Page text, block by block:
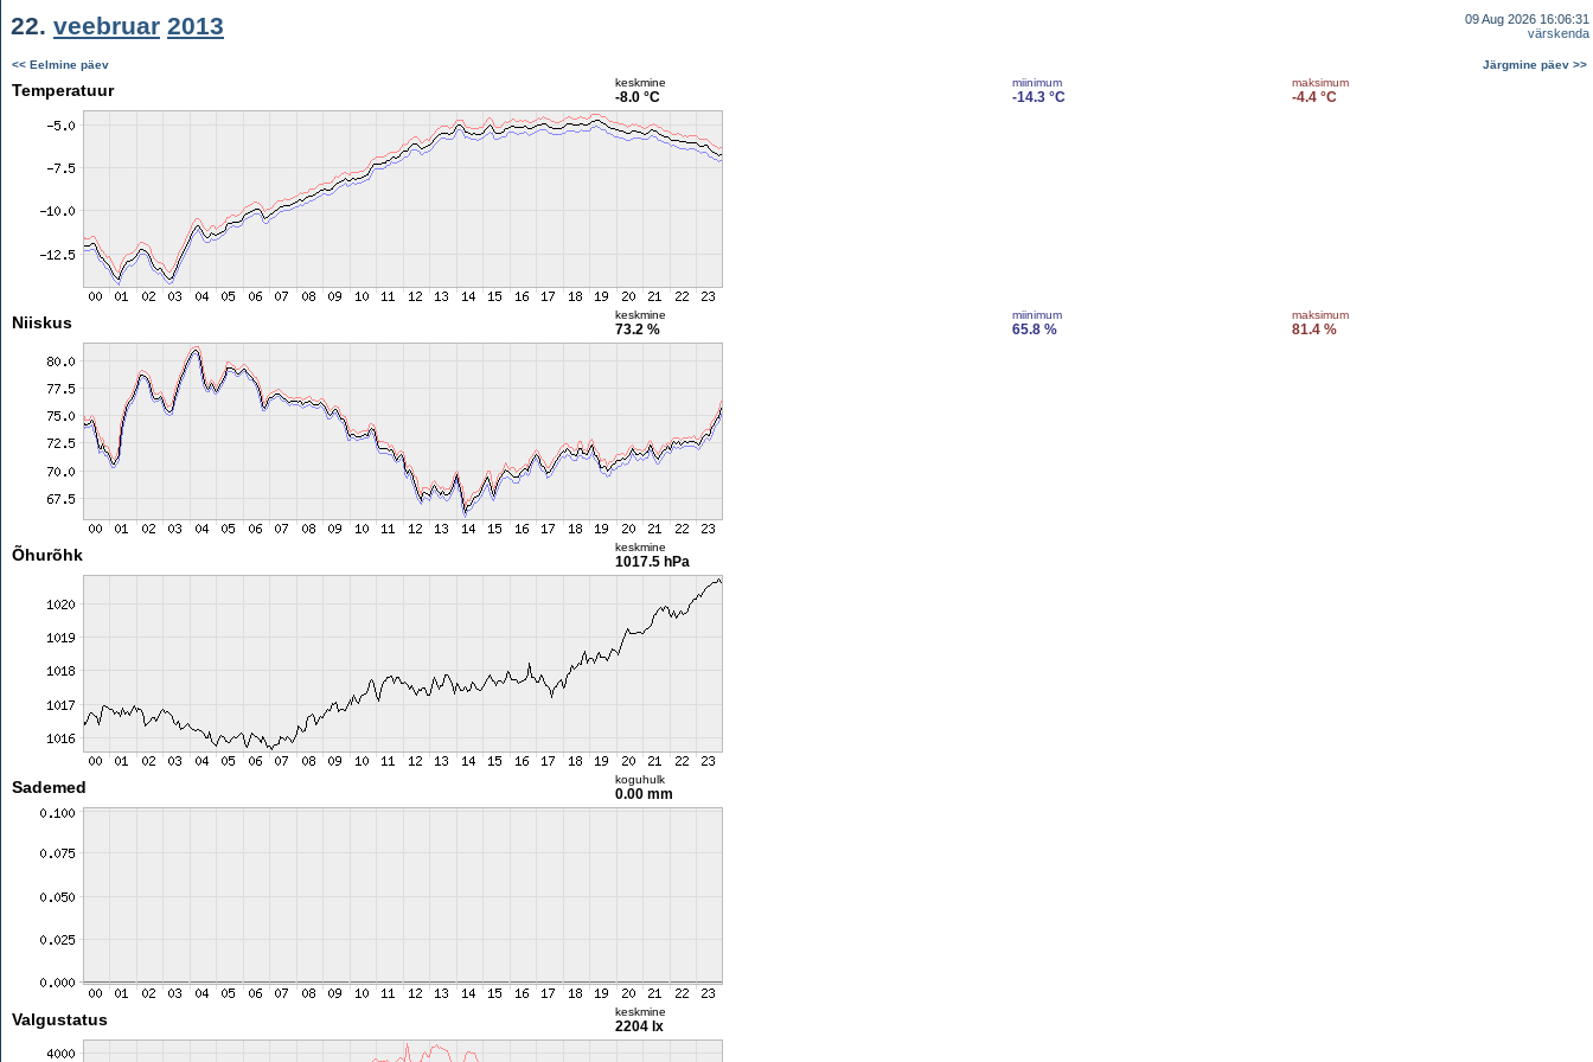
22. veebruar 2013
09 Aug 2026 16:06:31
värskenda
<< Eelmine päev Järgmine päev >>
Temperatuur keskmine
-8.0 °C
miinimum
-14.3 °C
maksimum
-4.4 °C
Niiskus keskmine
73.2 %
miinimum
65.8 %
maksimum
81.4 %
Õhurõhk keskmine
1017.5 hPa
Sademed koguhulk
0.00 mm
Valgustatus keskmine
2204 lx